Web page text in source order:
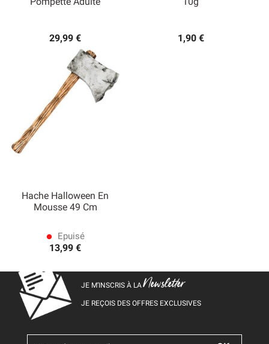
29,99 € 1,90 €
Hache Halloween En
Mousse 49 Cm
lens Epuisé
13,99 €
JE M’INSCRIS À LANewsletter
JE REÇOIS DES OFFRES EXCLUSIVES